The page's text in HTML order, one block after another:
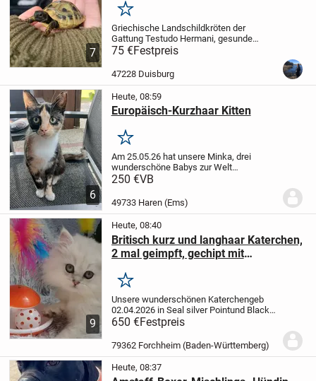
7
Merken
Griechische Landschildkröten der
Gattung Testudo Hermani, gesunde
Jungtiere, geboren 2025 aus privater
Hobbyzucht in artgerechte Haltung
abzugeben.Die Tiere sind registriert und
die CITES-Bescheinigu...
75 €Festpreis
47228 Duisburg
6
Heute, 08:59
Europäisch-Kurzhaar Kitten
Merken
Am 25.05.26 hat unsere Minka, drei
wunderschöne Babys zur Welt
gebracht.Sie sind jetzt 12 Wochen alt und
sehr ruhig und zurückhaltend.Bei fremden
250 €VB
49733 Haren (Ems)
9
Heute, 08:40
Britisch kurz und langhaar Katerchen,
2 mal geimpft, gechipt mit
Merken
Unsere wunderschönen Katerchengeb
02.04.2026 in Seal silver Pointund Black
silver shaded mit blauen und grünen
Augen sind Abgabe bereit.
bestens Sozialisiert und
Stubenrein. Wachsen in...
650 €Festpreis
79362 Forchheim (Baden-Württemberg)
Heute, 08:37